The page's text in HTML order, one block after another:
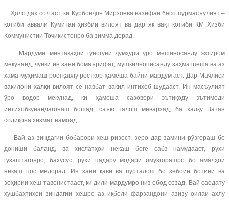
Ҳоло даҳ сол аст, ки Қурбонҷон Мирзоева вазифаи басо пурмасъулият –
котиби аввали Кумитаи ҳизбии вилоят ва дар як вақт котиби КМ Ҳизби
Коммунистии Тоҷикистонро ба зимма дорад.
Мардуми минтақаҳои гуногуни ҷумҳурӣ ӯро мешиносанду эҳтиром
мекунанд, чунки ин зани бомаърифат, мушкилнописанду заҳматпеша ва аз
ҳама муҳимаш ростқавлу росткор ҳамеша байни мардум аст. Дар Маҷлиси
вакилони халқи вилоят се навбат вакил интихоб шудааст. Ин масъулият
ӯро водор мекунад, ки ҳамеша сазовори эътиқоду эътимоди
интихобкунандагонаш бошад, саъю талош меварзад, ба халқу Ватан
содиқона хизмат намояд.
Вай аз зиндагии бобарори хеш ризост, зеро дар замини рӯзгораш бо
дониши баланд, ва хислатҳои некаш боғе сабз намудааст, руҳи
гузаштагонро, бахусус, руҳи падару модари омӯзгорашро бо амалҳои
некаш пос медорад. Ин зани қавӣ ва пурталош бо зебоии ботинӣ ва
зоҳирии хеш тавонистааст, ки дили мардумро низ обод созад. Вай саодату
хушбахтиҳои зиндагии хешро аз иқболи фарзандони азизу оилаи аҳлу